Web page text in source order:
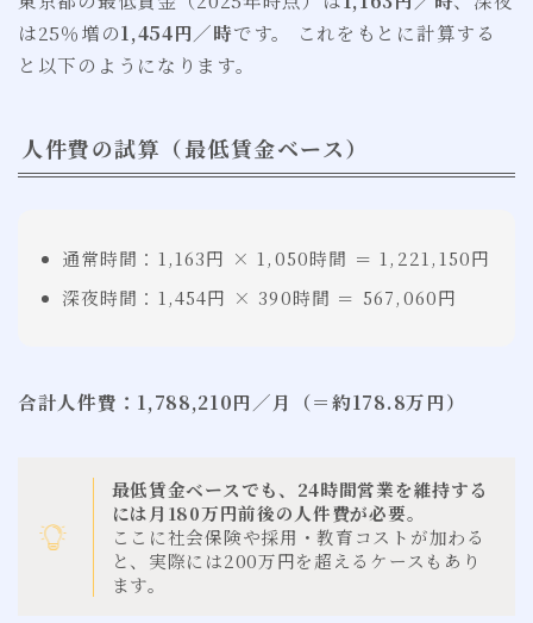
は25％増の1,454円／時です。 これをもとに計算する
と以下のようになります。
人件費の試算（最低賃金ベース）
通常時間：1,163円 × 1,050時間 ＝ 1,221,150円
深夜時間：1,454円 × 390時間 ＝ 567,060円
合計人件費：1,788,210円／月（＝約178.8万円）
最低賃金ベースでも、24時間営業を維持する
には月180万円前後の人件費が必要。
ここに社会保険や採用・教育コストが加わる
と、実際には200万円を超えるケースもあり
ます。